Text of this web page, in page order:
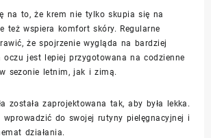
na to, że krem nie tylko skupia się na
też wspiera komfort skóry. Regularne
że spojrzenie wygląda na bardziej
oczu jest lepiej przygotowana na codzienne
sezonie letnim, jak i zimą.
została zaprojektowana tak, aby była lekka.
wprowadzić do swojej rutyny pielęgnacyjnej i
działania.